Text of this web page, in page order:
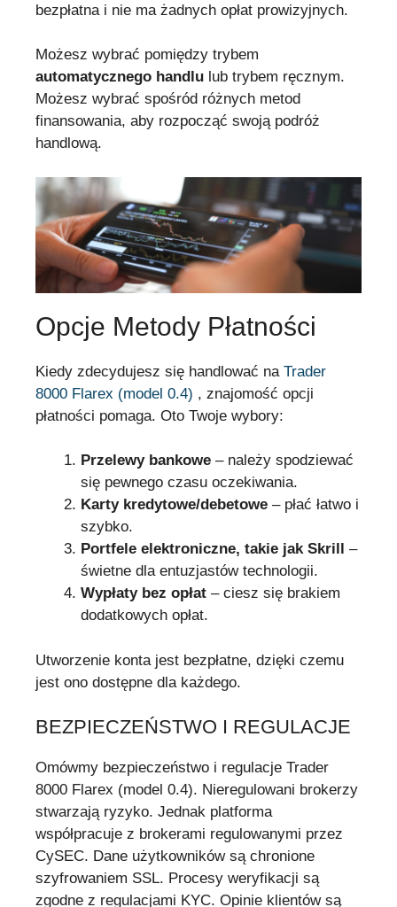
bezpłatna i nie ma żadnych opłat prowizyjnych.
Możesz wybrać pomiędzy trybem
automatycznego handlu lub trybem ręcznym.
Możesz wybrać spośród różnych metod
finansowania, aby rozpocząć swoją podróż
handlową.
Opcje Metody Płatności
Kiedy zdecydujesz się handlować na Trader
8000 Flarex (model 0.4) , znajomość opcji
płatności pomaga. Oto Twoje wybory:
Przelewy bankowe – należy spodziewać
się pewnego czasu oczekiwania.
Karty kredytowe/debetowe – płać łatwo i
szybko.
Portfele elektroniczne, takie jak Skrill
–
świetne dla entuzjastów technologii.
Wypłaty bez opłat – ciesz się brakiem
dodatkowych opłat.
Utworzenie konta jest bezpłatne, dzięki czemu
jest ono dostępne dla każdego.
BEZPIECZEŃSTWO I REGULACJE
Omówmy bezpieczeństwo i regulacje Trader
8000 Flarex (model 0.4). Nieregulowani brokerzy
stwarzają ryzyko. Jednak platforma
współpracuje z brokerami regulowanymi przez
CySEC. Dane użytkowników są chronione
szyfrowaniem SSL. Procesy weryfikacji są
zgodne z regulacjami KYC. Opinie klientów są